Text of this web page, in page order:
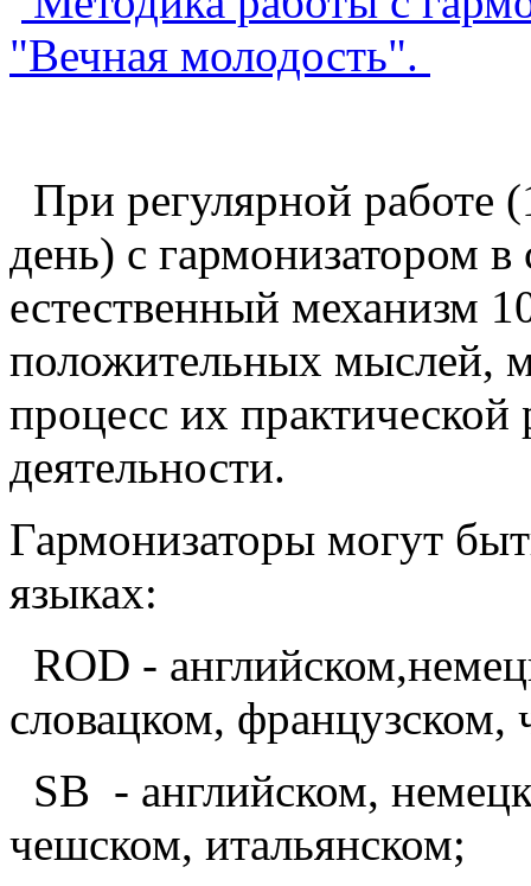
"Вечная молодость".
При регулярной работе
день) с гармонизатором в
естественный механизм
положительных мыслей,
процесс их практической
деятельности.
Гармонизаторы могут
языках:
ROD -
словацком,
SB - английском,
чешском, итальянском;